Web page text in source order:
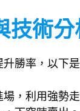
技術分
勝率，以下
，利用強勢